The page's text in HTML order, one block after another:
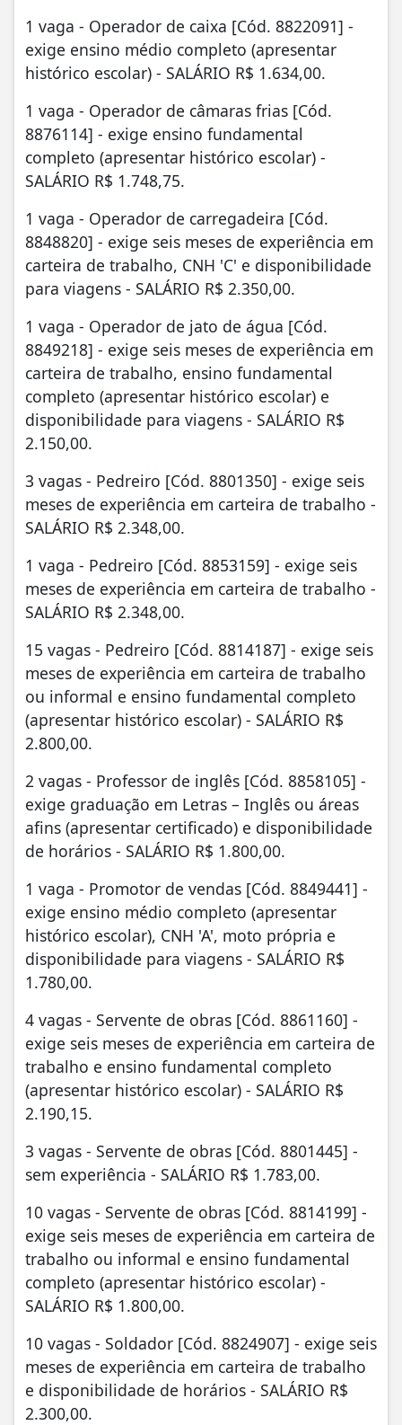
1 vaga - Operador de caixa [Cód. 8822091] -
exige ensino médio completo (apresentar
histórico escolar) - SALÁRIO R$ 1.634,00.
1 vaga - Operador de câmaras frias [Cód.
8876114] - exige ensino fundamental
completo (apresentar histórico escolar) -
SALÁRIO R$ 1.748,75.
1 vaga - Operador de carregadeira [Cód.
8848820] - exige seis meses de experiência em
carteira de trabalho, CNH 'C' e disponibilidade
para viagens - SALÁRIO R$ 2.350,00.
1 vaga - Operador de jato de água [Cód.
8849218] - exige seis meses de experiência em
carteira de trabalho, ensino fundamental
completo (apresentar histórico escolar) e
disponibilidade para viagens - SALÁRIO R$
2.150,00.
3 vagas - Pedreiro [Cód. 8801350] - exige seis
meses de experiência em carteira de trabalho -
SALÁRIO R$ 2.348,00.
1 vaga - Pedreiro [Cód. 8853159] - exige seis
meses de experiência em carteira de trabalho -
SALÁRIO R$ 2.348,00.
15 vagas - Pedreiro [Cód. 8814187] - exige seis
meses de experiência em carteira de trabalho
ou informal e ensino fundamental completo
(apresentar histórico escolar) - SALÁRIO R$
2.800,00.
2 vagas - Professor de inglês [Cód. 8858105] -
exige graduação em Letras – Inglês ou áreas
afins (apresentar certificado) e disponibilidade
de horários - SALÁRIO R$ 1.800,00.
1 vaga - Promotor de vendas [Cód. 8849441] -
exige ensino médio completo (apresentar
histórico escolar), CNH 'A', moto própria e
disponibilidade para viagens - SALÁRIO R$
1.780,00.
4 vagas - Servente de obras [Cód. 8861160] -
exige seis meses de experiência em carteira de
trabalho e ensino fundamental completo
(apresentar histórico escolar) - SALÁRIO R$
2.190,15.
3 vagas - Servente de obras [Cód. 8801445] -
sem experiência - SALÁRIO R$ 1.783,00.
10 vagas - Servente de obras [Cód. 8814199] -
exige seis meses de experiência em carteira de
trabalho ou informal e ensino fundamental
completo (apresentar histórico escolar) -
SALÁRIO R$ 1.800,00.
10 vagas - Soldador [Cód. 8824907] - exige seis
meses de experiência em carteira de trabalho
e disponibilidade de horários - SALÁRIO R$
2.300,00.